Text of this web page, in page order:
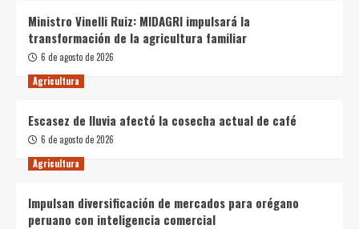
Ministro Vinelli Ruiz: MIDAGRI impulsará la
transformación de la agricultura familiar
6 de agosto de 2026
Agricultura
Escasez de lluvia afectó la cosecha actual de café
6 de agosto de 2026
Agricultura
Impulsan diversificación de mercados para orégano
peruano con inteligencia comercial